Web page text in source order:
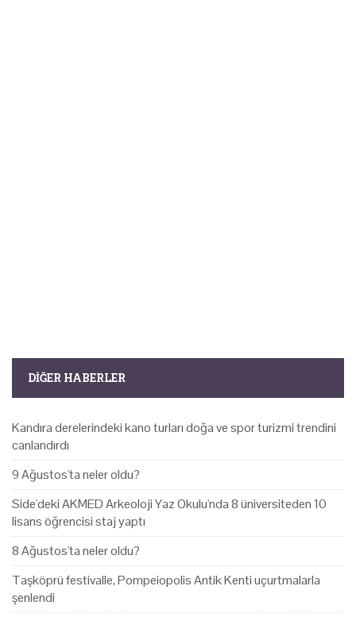
DIĞER HABERLER
Kandıra derelerindeki kano turları doğa ve spor turizmi trendini
canlandırdı
9 Ağustos'ta neler oldu?
Side'deki AKMED Arkeoloji Yaz Okulu'nda 8 üniversiteden 10
lisans öğrencisi staj yaptı
8 Ağustos'ta neler oldu?
Taşköprü festivalle, Pompeiopolis Antik Kenti uçurtmalarla
şenlendi